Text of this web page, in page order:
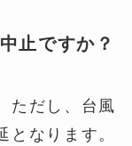
止ですか？
ただし、台風
なります。